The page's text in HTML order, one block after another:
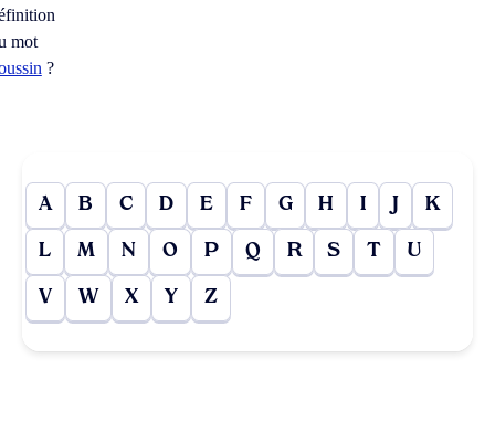
mot
?
A B C D E F G H I J K
L M N O P Q R S T U
V W X Y Z